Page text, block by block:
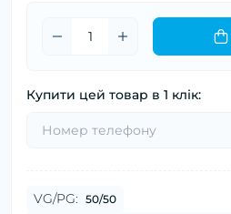
Купити цей товар в 1 клік:
VG/PG: 50/50